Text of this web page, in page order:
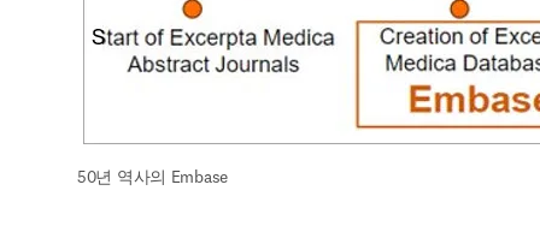
50년 역사의 Embase